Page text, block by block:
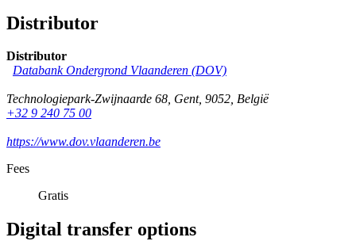
Distributor
Distributor
Databank Ondergrond Vlaanderen (DOV)
Technologiepark-Zwijnaarde 68, Gent, 9052, België
+32 9 240 75 00
https://www.dov.vlaanderen.be
Fees
Gratis
Digital transfer options